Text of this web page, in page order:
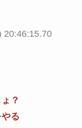
20:46:15.70
？
る